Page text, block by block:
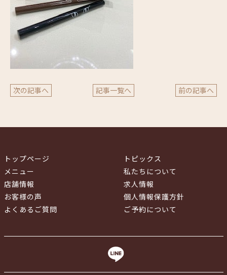
次の記事へ 記事一覧へ 前の記事へ
トップページ
メニュー
店舗情報
お客様の声
よくあるご質問
トピックス
私たちについて
求人情報
個人情報保護方針
ご予約について